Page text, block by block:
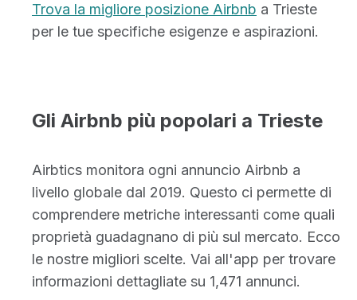
Trova la migliore posizione Airbnb a Trieste
per le tue specifiche esigenze e aspirazioni.
Gli Airbnb più popolari a Trieste
Airbtics monitora ogni annuncio Airbnb a
livello globale dal 2019. Questo ci permette di
comprendere metriche interessanti come quali
proprietà guadagnano di più sul mercato. Ecco
le nostre migliori scelte. Vai all'app per trovare
informazioni dettagliate su 1,471 annunci.